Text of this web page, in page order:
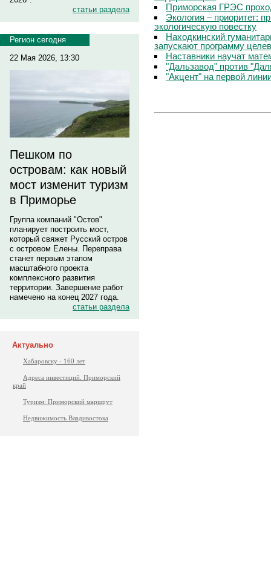
статьи раздела
Регион сегодня
22 Мая 2026, 13:30
Пешком по
островам: как новый
мост изменит туризм
в Приморье
Группа компаний "Остов"
планирует построить мост,
который свяжет Русский остров
с островом Елены. Переправа
станет первым этапом
масштабного проекта
комплексного развития
территории. Завершение работ
намечено на конец 2027 года.
статьи раздела
Актуально
Хабаровску - 160 лет
Адреса инвестиций. Приморский
край
Туризм: Приморский маршрут
Недвижимость Владивостока
Приморская ГРЭС
Экология – приоритет:
экологическую повестку
Находкинский
запускают программу
Наставники научат
"Дальзавод" против
"Акцент" на первой